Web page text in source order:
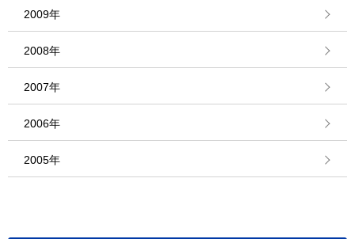
2009年
2008年
2007年
2006年
2005年